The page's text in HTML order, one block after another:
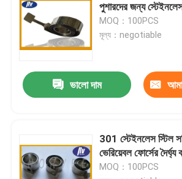
বাড়ি
আমাদের সম্পর্কে
পুশারদের জন্য
MOQ：100PCS
মূল্য：negotiable
ভালো দাম
301 স্টেইনলেস স্টিল
ভেরিয়েবল ফোর্সের
MOQ：100PCS